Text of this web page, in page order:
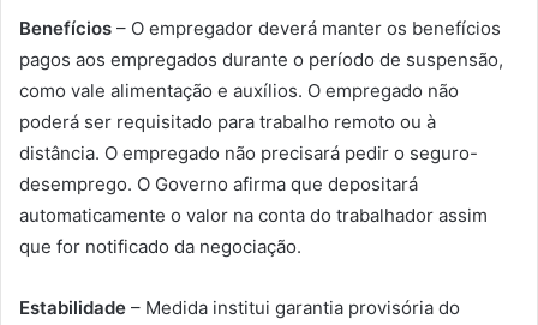
Benefícios – O empregador deverá manter os benefícios
pagos aos empregados durante o período de suspensão,
como vale alimentação e auxílios. O empregado não
poderá ser requisitado para trabalho remoto ou à
distância. O empregado não precisará pedir o seguro-
desemprego. O Governo afirma que depositará
automaticamente o valor na conta do trabalhador assim
que for notificado da negociação.
Estabilidade – Medida institui garantia provisória do